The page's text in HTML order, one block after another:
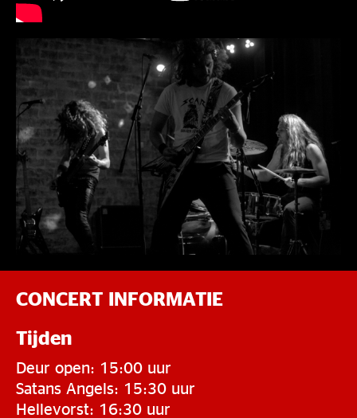
CONCERT INFORMATIE
Tijden
Deur open: 15:00 uur
Satans Angels: 15:30 uur
Hellevorst: 16:30 uur